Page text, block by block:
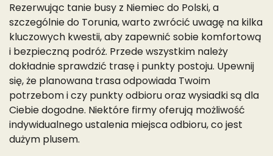
Rezerwując tanie busy z Niemiec do Polski, a
szczególnie do Torunia, warto zwrócić uwagę na kilka
kluczowych kwestii, aby zapewnić sobie komfortową
i bezpieczną podróż. Przede wszystkim należy
dokładnie sprawdzić trasę i punkty postoju. Upewnij
się, że planowana trasa odpowiada Twoim
potrzebom i czy punkty odbioru oraz wysiadki są dla
Ciebie dogodne. Niektóre firmy oferują możliwość
indywidualnego ustalenia miejsca odbioru, co jest
dużym plusem.